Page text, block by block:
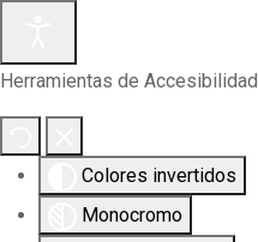
Herramientas de Accesibilidad
Colores invertidos
Monocromo